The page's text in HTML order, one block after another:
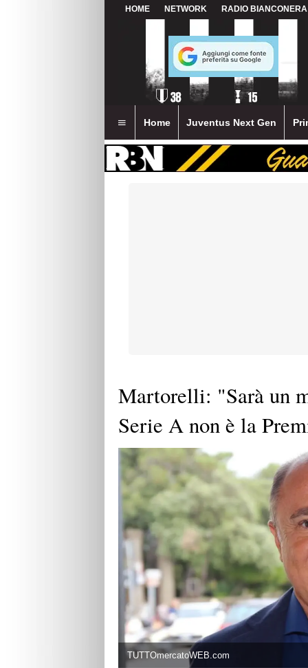
HOME NETWORK RADIO BIANCONERA
Home Juventus Next Gen
Martorelli: "Sarà un
Serie A non è la
TUTTOmercatoWEB.com